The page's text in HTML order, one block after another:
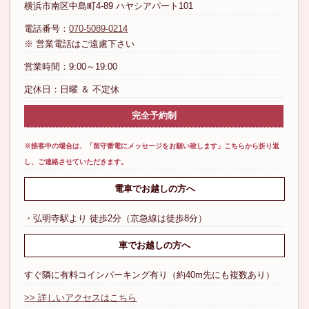
横浜市南区中島町4-89 ハヤシアパート101
電話番号：070-5089-0214
※ 営業電話はご遠慮下さい
営業時間：9:00～19:00
定休日：日曜 ＆ 不定休
完全予約制
※接客中の場合は、「留守番電にメッセージをお願い致します 」こちらから折り返
し、ご連絡させていただきます。
電車でお越しの方へ
・弘明寺駅より 徒歩2分（京急線は徒歩8分）
車でお越しの方へ
すぐ隣に有料コインパーキング有り（約40m先にも複数あり）
>> 詳しいアクセスはこちら